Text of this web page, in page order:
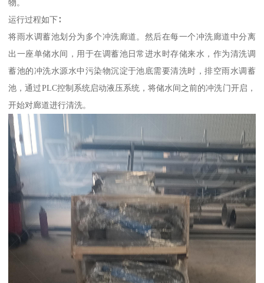
物。
运行过程如下∶
将雨水调蓄池划分为多个冲洗廊道。然后在每一个冲洗廊道中分离
出一座单储水间，用于在调蓄池日常进水时存储来水，作为清洗调
蓄池的冲洗水源水中污染物沉淀于池底需要清洗时，排空雨水调蓄
池，通过PLC控制系统启动液压系统，将储水间之前的冲洗门开启，
开始对廊道进行清洗。